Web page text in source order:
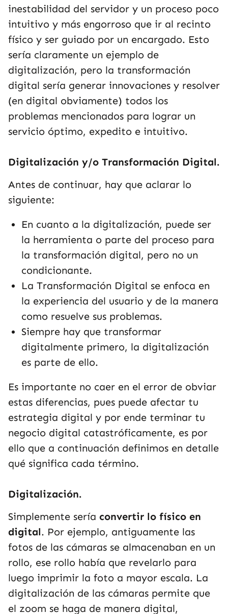
inestabilidad del servidor y un proceso poco
intuitivo y más engorroso que ir al recinto
físico y ser guiado por un encargado. Esto
sería claramente un ejemplo de
digitalización, pero la transformación
digital sería generar innovaciones y resolver
(en digital obviamente) todos los
problemas mencionados para lograr un
servicio óptimo, expedito e intuitivo.
Digitalización y/o Transformación Digital.
Antes de continuar, hay que aclarar lo
siguiente:
En cuanto a la digitalización, puede ser
la herramienta o parte del proceso para
la transformación digital, pero no un
condicionante.
La Transformación Digital se enfoca en
la experiencia del usuario y de la manera
como resuelve sus problemas.
Siempre hay que transformar
digitalmente primero, la digitalización
es parte de ello.
Es importante no caer en el error de obviar
estas diferencias, pues puede afectar tu
estrategia digital y por ende terminar tu
negocio digital catastróficamente, es por
ello que a continuación definimos en detalle
qué significa cada término.
Digitalización.
Simplemente sería convertir lo físico en
digital. Por ejemplo, antiguamente las
fotos de las cámaras se almacenaban en un
rollo, ese rollo había que revelarlo para
luego imprimir la foto a mayor escala. La
digitalización de las cámaras permite que
el zoom se haga de manera digital,